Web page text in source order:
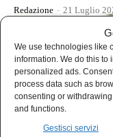
We use technologies like
information. We do this to
personalized ads.
process data such as
consenting or
and functions.
Gestisci servizi
Redazione - 21 Luglio